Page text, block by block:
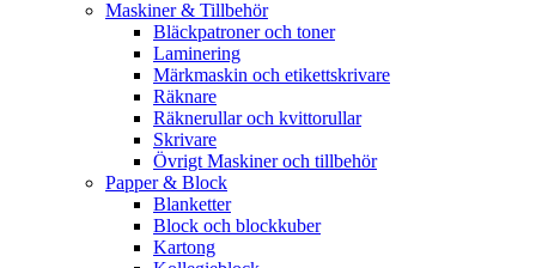
Maskiner & Tillbehör
Bläckpatroner och toner
Laminering
Märkmaskin och etikettskrivare
Räknare
Räknerullar och kvittorullar
Skrivare
Övrigt Maskiner och tillbehör
Papper & Block
Blanketter
Block och blockkuber
Kartong